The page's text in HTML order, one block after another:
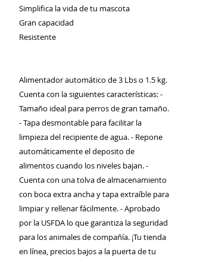
Simplifica la vida de tu mascota
Gran capacidad
Resistente
Alimentador automático de 3 Lbs o 1.5 kg.
Cuenta con la siguientes características: -
Tamaño ideal para perros de gran tamaño.
- Tapa desmontable para facilitar la
limpieza del recipiente de agua. - Repone
automáticamente el deposito de
alimentos cuando los niveles bajan. -
Cuenta con una tolva de almacenamiento
con boca extra ancha y tapa extraíble para
limpiar y rellenar fácilmente. - Aprobado
por la USFDA lo que garantiza la seguridad
para los animales de compañía. ¡Tu tienda
en línea, precios bajos a la puerta de tu